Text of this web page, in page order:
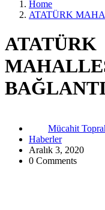
Home
ATATÜRK
ATATÜRK
Mücahit
Haberler
Aralık 3, 2020
0 Comments